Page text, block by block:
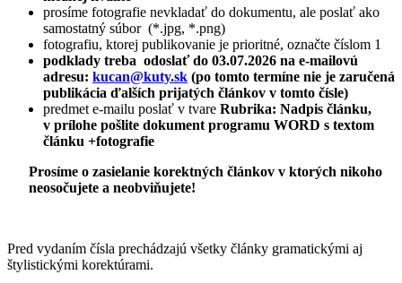
prosíme fotografie nevkladať do dokumentu, ale poslať ako
samostatný súbor (*.jpg, *.png)
fotografiu, ktorej publikovanie je prioritné, označte číslom 1
podklady treba odoslať do 03.07.2026 na e-mailovú
adresu: kucan@kuty.sk (po tomto termíne nie je zaručená
publikácia ďalších prijatých článkov v tomto čísle)
predmet e-mailu poslať v tvare Rubrika: Nadpis článku,
v prílohe pošlite dokument programu WORD s textom
článku +fotografie
Prosíme o zasielanie korektných článkov v ktorých nikoho
neosočujete a neobviňujete!
Pred vydaním čísla prechádzajú všetky články gramatickými aj
štylistickými korektúrami.